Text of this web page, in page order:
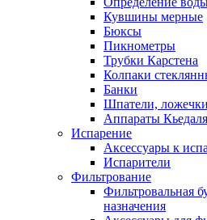
Кувшины мерные
Бюксы
Пикнометры
Трубки Карстена
Колпаки
Банки
Шпатели, ложечки
Аппараты Кьедаля
Испарение
Аксессуары к
Испарители
Фильтрование
Фильтровальная
назначения